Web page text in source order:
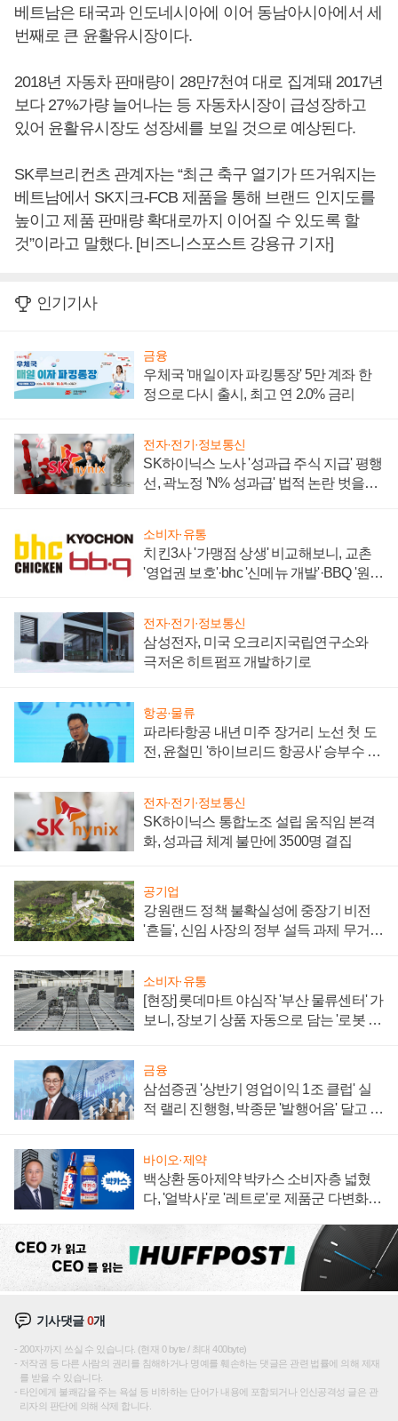
베트남은 태국과 인도네시아에 이어 동남아시아에서 세
번째로 큰 윤활유시장이다.
2018년 자동차 판매량이 28만7천여 대로 집계돼 2017년
보다 27%가량 늘어나는 등 자동차시장이 급성장하고
있어 윤활유시장도 성장세를 보일 것으로 예상된다.
SK루브리컨츠 관계자는 “최근 축구 열기가 뜨거워지는
베트남에서 SK지크-FCB 제품을 통해 브랜드 인지도를
높이고 제품 판매량 확대로까지 이어질 수 있도록 할
것”이라고 말했다. [비즈니스포스트 강용규 기자]
인기기사
금융
우체국 '매일이자 파킹통장' 5만 계좌 한
정으로 다시 출시, 최고 연 2.0% 금리
전자·전기·정보통신
SK하이닉스 노사 '성과급 주식 지급' 평행
선, 곽노정 'N% 성과급' 법적 논란 벗을지
소비자·유통
치킨3사 '가맹점 상생' 비교해보니, 교촌
'영업권 보호'·bhc '신메뉴 개발'·BBQ '원가
전자·전기·정보통신
삼성전자, 미국 오크리지국립연구소와
극저온 히트펌프 개발하기로
항공·물류
파라타항공 내년 미주 장거리 노선 첫 도
전, 윤철민 '하이브리드 항공사' 승부수 통
전자·전기·정보통신
SK하이닉스 통합노조 설립 움직임 본격
화, 성과급 체계 불만에 3500명 결집
공기업
강원랜드 정책 불확실성에 중장기 비전
'흔들', 신임 사장의 정부 설득 과제 무거워
소비자·유통
[현장] 롯데마트 야심작 '부산 물류센터' 가
보니, 장보기 상품 자동으로 담는 '로봇 40
금융
삼섬증권 '상반기 영업이익 1조 클럽' 실
적 랠리 진행형, 박종문 '발행어음' 달고 연
바이오·제약
백상환 동아제약 박카스 소비자층 넓혔
다, '얼박사'로 '레트로'로 제품군 다변화
기사댓글0개
200자까지 쓰실 수 있습니다. (현재 0 byte / 최대 400byte)
저작권 등 다른 사람의 권리를 침해하거나 명예를 훼손하는 댓글은 관련 법률에 의해 제재
를 받을 수 있습니다.
타인에게 불쾌감을 주는 욕설 등 비하하는 단어가 내용에 포함되거나 인신공격성 글은 관
리자의 판단에 의해 삭제 합니다.